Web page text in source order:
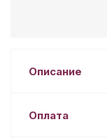
Описание
Оплата